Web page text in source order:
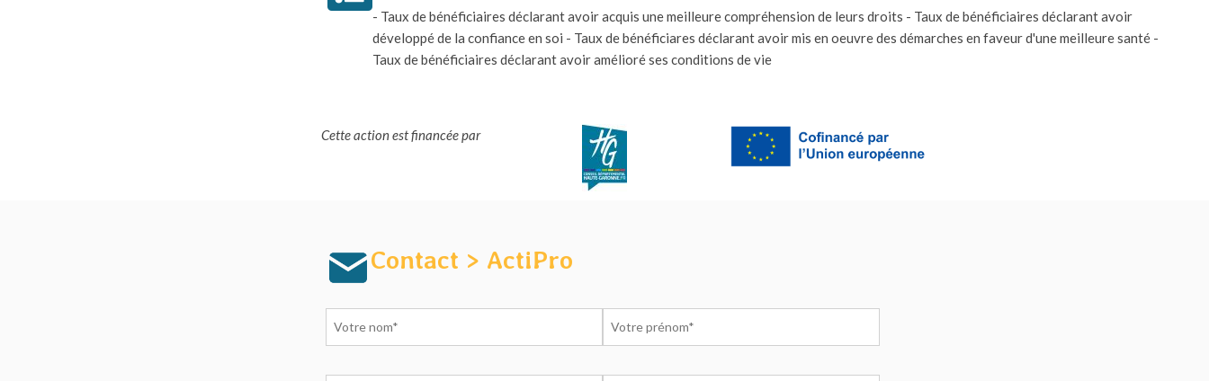
- Taux de bénéficiaires déclarant avoir acquis une meilleure compréhension de leurs droits - Taux de bénéficiaires déclarant avoir
développé de la confiance en soi - Taux de bénéficiares déclarant avoir mis en oeuvre des démarches en faveur d'une meilleure santé -
Taux de bénéficiaires déclarant avoir amélioré ses conditions de vie
Cette action est financée par
Contact > ActiPro